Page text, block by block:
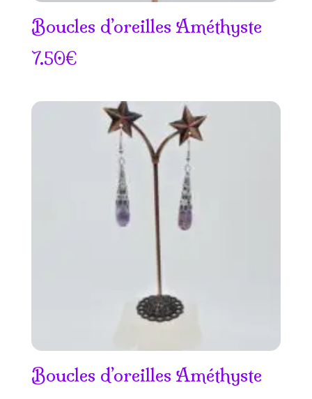
Boucles d’oreilles Améthyste
7.50€
Boucles d’oreilles Améthyste